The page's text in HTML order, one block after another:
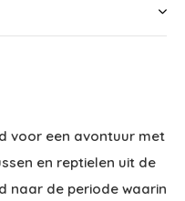
voor een avontuur met
en reptielen uit de
naar de periode waarin